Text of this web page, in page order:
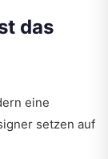
das
eine
setzen auf